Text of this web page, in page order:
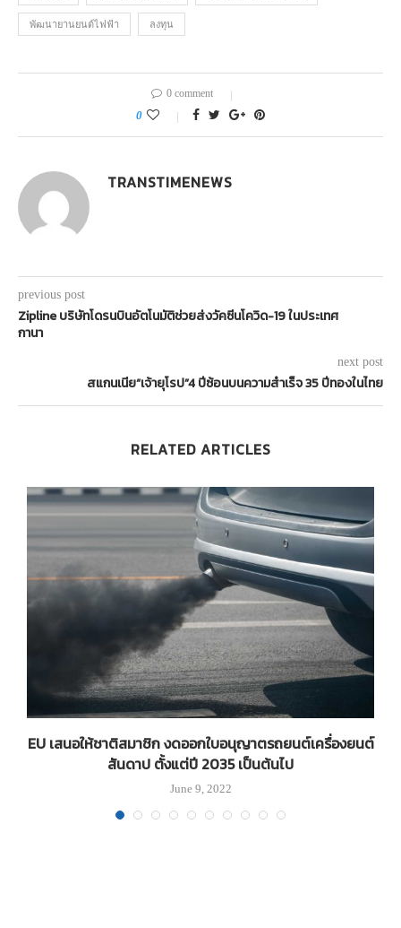
พัฒนายานยนต์ไฟฟ้า ลงทุน
0 comment
0
TRANSTIMENEWS
previous post
Zipline บริษัทโดรนบินอัตโนมัติช่วยส่งวัคซีนโควิด-19 ในประเทศ
กานา
next post
สแกนเนีย“เจ้ายุโรป”4 ปีซ้อนบนความสำเร็จ 35 ปีทองในไทย
RELATED ARTICLES
EU เสนอให้ชาติสมาชิก งดออกใบอนุญาตรถยนต์เครื่องยนต์
สันดาป ตั้งแต่ปี 2035 เป็นต้นไป
June 9, 2022